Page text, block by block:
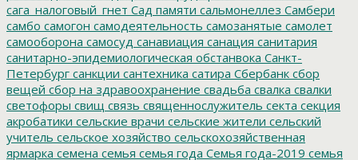
сага_налоговый_гнет Сад памяти сальмонеллез Самбери
самбо самогон самодеятельность самозанятые самолет
самооборона самосуд санавиация санация санитария
санитарно-эпидемиологическая обстанвока Санкт-
Петербург санкции сантехника сатира Сбербанк сбор
вещей сбор на здравоохранение свадьба свалка свалки
светофоры свищ связь священнослужитель секта секция
акробатики сельские врачи сельские жители сельский
учитель сельское хозяйство сельскохозяйственная
ярмарка семена семья семья года Семья года-2019 семья